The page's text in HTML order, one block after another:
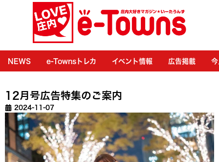
NEWS e-Townsトレカ イベント情報 広告掲載
12月号広告特集のご案内
2024-11-07